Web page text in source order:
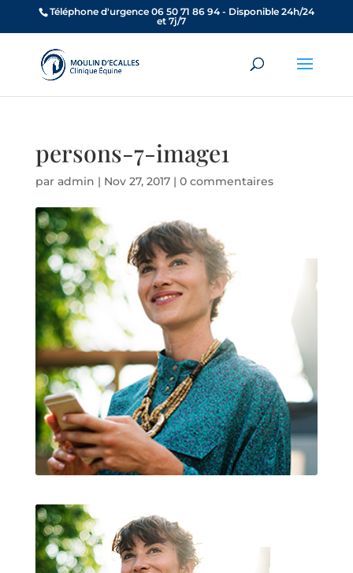
Téléphone d'urgence 06 50 71 86 94 - Disponible 24h/24
et 7j/7
persons-7-image1
par admin | Nov 27, 2017| 0 commentaires